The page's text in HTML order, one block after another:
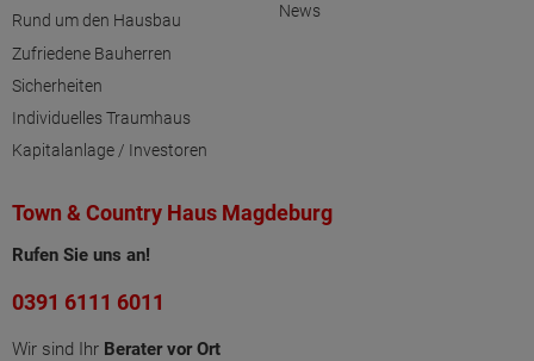
Rund um den Hausbau
Zufriedene Bauherren
Sicherheiten
Individuelles Traumhaus
Kapitalanlage / Investoren
News
Town & Country Haus Magdeburg
Rufen Sie uns an!
0391 6111 6011
Wir sind Ihr Berater vor Ort